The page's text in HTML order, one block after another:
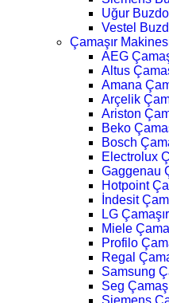
Uğur
Vestel
Çamaşır
AEG
Altus
Amana
Arçelik
Ariston
Beko
Bosch
Electrolux
Gaggenau
Hotpoint
İndesit
LG
Miele
Profilo
Regal
Samsung
Seg
Siemens